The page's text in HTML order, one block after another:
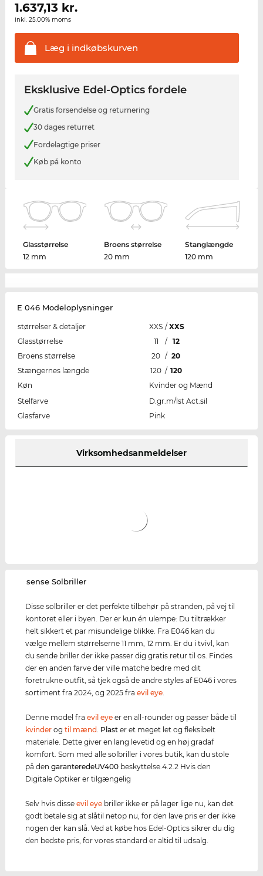
1.637,13 kr.
inkl. 25.00% moms
Læg i indkøbskurven
Eksklusive Edel-Optics fordele
Gratis forsendelse og returnering
30 dages returret
Fordelagtige priser
Køb på konto
Glasstørrelse
12 mm
Broens størrelse
20 mm
Stanglængde
120 mm
E 046 Modeloplysninger
størrelser & detaljer XXS / XXS
Glasstørrelse
11 /
12
Broens størrelse
20 / 20
Stængernes længde
120 / 120
Køn
Kvinder og Mænd
Stelfarve
D.gr.m/lst Act.sil
Glasfarve
Pink
Virksomhedsanmeldelser
‌sense Solbriller
Disse solbriller er det perfekte tilbehør på stranden, på vej til
kontoret eller i byen. Der er kun én ulempe: Du tiltrækker
helt sikkert et par misundelige blikke. Fra E046 kan du
vælge mellem størrelserne 11 mm, 12 mm. Er du i tvivl, kan
du sende briller der ikke passer dig gratis retur til os. Findes
der en anden farve der ville matche bedre med dit
foretrukne outfit, så tjek også de andre styles af E046 i vores
sortiment fra 2024, og 2025 fraevil eye
Denne model fraevil eye er en all-rounder og passer både til
kvinder ogtil mænd Plast er et meget let og fleksibelt
materiale. Dette giver en lang levetid og en høj gradaf
komfort. Som med alle solbriller i vores butik, kan du stole
på dengaranteredeUV400 beskyttelse.4.2.2 Hvis den
Digitale Optiker er tilgængelig
Selv hvis disseevil eye briller ikke er på lager lige nu, kan det
godt betale sig at slåtil netop nu, for den lave pris er der ikke
nogen der kan slå. Ved at købe hos Edel-Optics sikrer du dig
den bedste pris, for vores standard er altid til udsalg.